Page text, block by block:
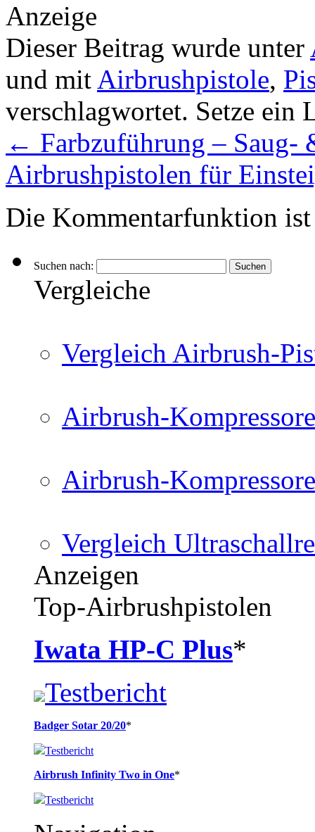
Anzeige
Dieser Beitrag wurde unter
und mit Airbrushpistole,
verschlagwortet. Setze ein
← Farbzuführung – Saug-
Airbrushpistolen für
Die Kommentarfunktion ist
Suchen nach:
Vergleiche
Vergleich Airbrush-
Airbrush-
Airbrush-
Vergleich
Anzeigen
Top-Airbrushpistolen
Iwata HP-C Plus*
Testbericht
Badger Sotar 20/20*
Testbericht
Airbrush Infinity Two in One*
Testbericht